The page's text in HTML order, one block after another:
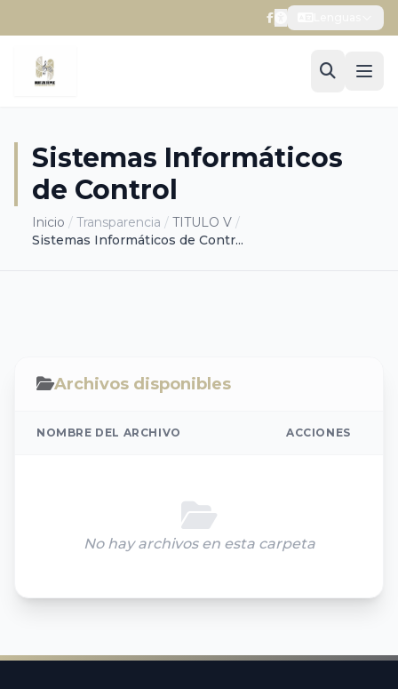
Sistemas Informáticos
de Control
Inicio / Transparencia / TITULO V /
Sistemas Informáticos de Contr...
Archivos disponibles
NOMBRE DEL ARCHIVO ACCIONES
No hay archivos en esta carpeta